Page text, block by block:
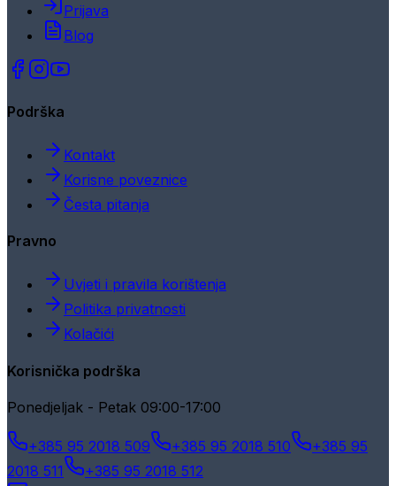
Prijava
Blog
Podrška
Kontakt
Korisne poveznice
Česta pitanja
Pravno
Uvjeti i pravila korištenja
Politika privatnosti
Kolačići
Korisnička podrška
Ponedjeljak - Petak 09:00-17:00
+385 95 2018 509 +385 95 2018 510
+385 95
2018 511
+385 95 2018 512